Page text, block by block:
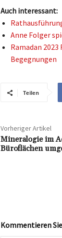
Auch interessant:
Anne Folger
Ramadan
Begegnungen
Teilen
Vorheriger Artikel
Mineralogie im
Büroflächen
Kommentieren